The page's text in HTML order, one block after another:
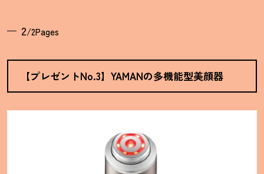
2/2Pages
【プレゼントNo.3】YAMANの多機能型美顔器